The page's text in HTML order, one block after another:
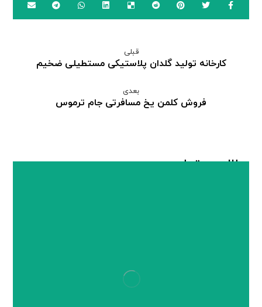
قبلی
کارخانه تولید گلدان پلاستیکی مستطیلی ضخیم
بعدی
فروش کلمن یخ مسافرتی جام ترموس
مطالب مرتبط ...